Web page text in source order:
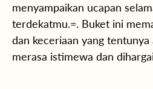
menyampaikan ucapan
terdekatmu.=. Buket ini
dan keceriaan yang tentunya
merasa istimewa dan